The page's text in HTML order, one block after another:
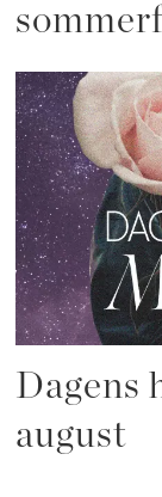
Dagens
august